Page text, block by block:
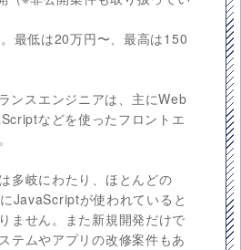
最低は20万円〜、最高は150
ンスエンジニアは、主にWeb
などを使ったフロントエ
多岐にわたり、ほとんどの
JavaScriptが使われていると
ません。また新規開発だけで
テムやアプリの改修案件もあ